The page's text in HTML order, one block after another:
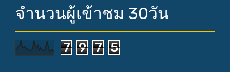
จำนวนผู้เข้าชม 30วัน
7 9 7 5